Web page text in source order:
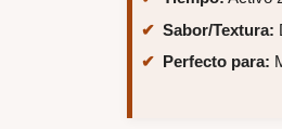
Sabor/Textura:
Perfecto para: